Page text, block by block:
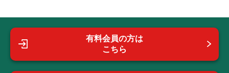
有料会員の方は
こちら